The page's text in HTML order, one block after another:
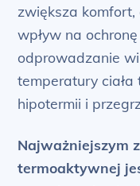
zwiększa
wpływ na
odprowadzanie
temperatury
hipotermii i
Najważniejszym
termoaktywnej